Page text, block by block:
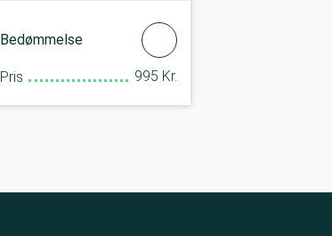
Bedømmelse
Pris 995 Kr.